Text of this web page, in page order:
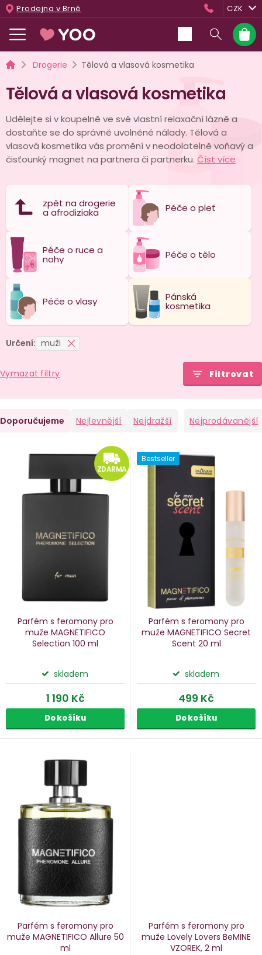
Přejít
na
obsah
Prodejna v Brně CZK
košík
DomůDrogerie Tělová a vlasová kosmetika
Tělová a vlasová kosmetika
Udělejte si v koupelně ve své vlastní relaxační lázně a
dostaňte se do správně uvolněné nálady. Tělová a
vlasová kosmetika vás promění v neodolatelně voňavý a
čisťounký magnet na partnera či partnerku. Číst více
zpět na drogerie
a afrodiziaka Péče o pleť
Péče o ruce a
nohy Péče o tělo
Péče o vlasy Pánská
kosmetika
Určení: muži
Vymazat filtry Filtrovat
Doporučujeme Nejlevnější Nejdražší Nejprodávanější
ZDARMA
ZDARMA
Parfém s feromony pro
muže MAGNETIFICO
Selection 100 ml
skladem
1 190 Kč
Do košíku
Bestseller
Parfém s feromony pro
muže MAGNETIFICO Secret
Scent 20 ml
skladem
499 Kč
Do košíku
Parfém s feromony pro
muže MAGNETIFICO Allure 50
ml
Parfém s feromony pro
muže Lovely Lovers BeMINE
VZOREK, 2 ml